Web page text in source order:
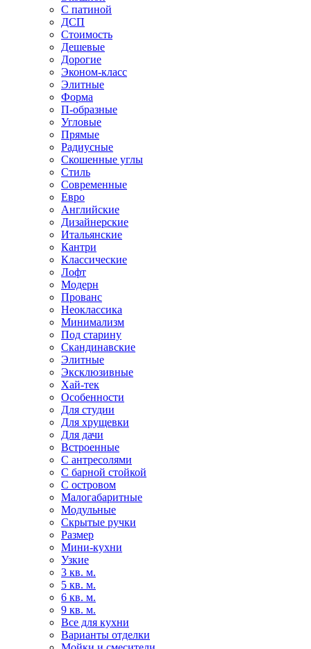
С патиной
ДСП
Стоимость
Дешевые
Дорогие
Эконом-класс
Элитные
Форма
П-образные
Угловые
Прямые
Радиусные
Скошенные углы
Стиль
Современные
Евро
Английские
Дизайнерские
Итальянские
Кантри
Классические
Лофт
Модерн
Прованс
Неоклассика
Минимализм
Под старину
Скандинавские
Элитные
Эксклюзивные
Хай-тек
Особенности
Для студии
Для хрущевки
Для дачи
Встроенные
С антресолями
С барной стойкой
С островом
Малогабаритные
Модульные
Скрытые ручки
Размер
Мини-кухни
Узкие
3 кв. м.
5 кв. м.
6 кв. м.
9 кв. м.
Все для кухни
Варианты отделки